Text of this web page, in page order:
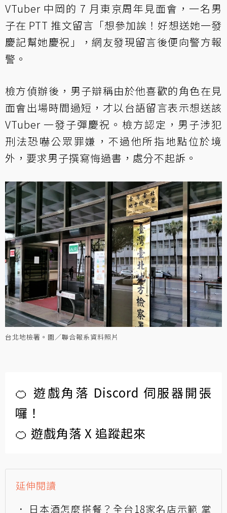
VTuber 中岡的 7 月東京周年見面會，一名男
子在 PTT 推文留言「想參加誒！好想送她一發
慶記幫她慶祝」，網友發現留言後便向警方報
警。
檢方偵辦後，男子辯稱由於他喜歡的角色在見
面會出場時間過短，才以台語留言表示想送該
VTuber 一發子彈慶祝。檢方認定，男子涉犯
刑法恐嚇公眾罪嫌，不過他所指地點位於境
外，要求男子撰寫悔過書，處分不起訴。
台北地檢署。圖／聯合報系資料照片
🍊 遊戲角落 Discord 伺服器開張
囉！
🍊 遊戲角落 X 追蹤起來
延伸閱讀
日本酒怎麼搭餐？全台18家名店示範 掌